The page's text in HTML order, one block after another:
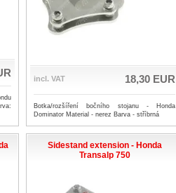
incl. VAT 18,30 EUR
Botka/rozšíření bočního stojanu - Honda
Dominator Material - nerez Barva - stříbrná
Sidestand extension - Honda
Transalp 750